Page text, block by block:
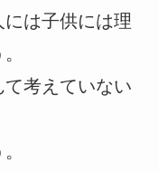
は子供には理
考えていない